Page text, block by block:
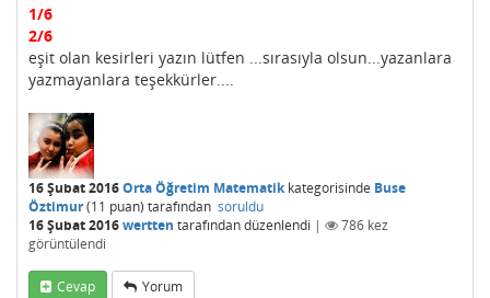
1/6
2/6
eşit olan kesirleri yazın lütfen ...sırasıyla olsun...yazanlara
yazmayanlara teşekkürler....
16 Şubat 2016Orta Öğretim Matematikkategorisinde Buse
Öztimur(11 puan) tarafından soruldu
16 Şubat 2016wertten tarafındandüzenlendi | 786 kez
görüntülendi
Cevap Yorum